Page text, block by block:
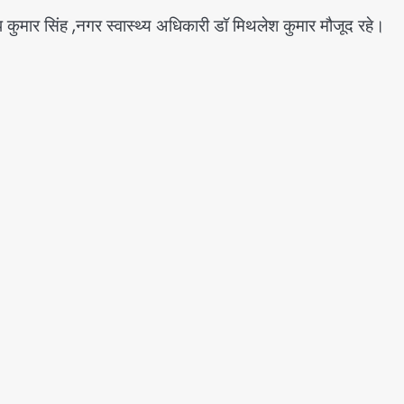
सिंह ,नगर स्वास्थ्य अधिकारी डॉ मिथलेश कुमार मौजूद रहे।